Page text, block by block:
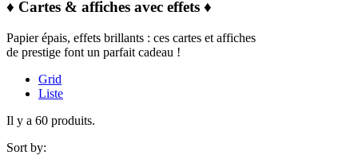
♦ Cartes & affiches avec effets ♦
Papier épais, effets brillants : ces cartes et affiches
de prestige font un parfait cadeau !
Grid
Liste
Il y a 60 produits.
Sort by: